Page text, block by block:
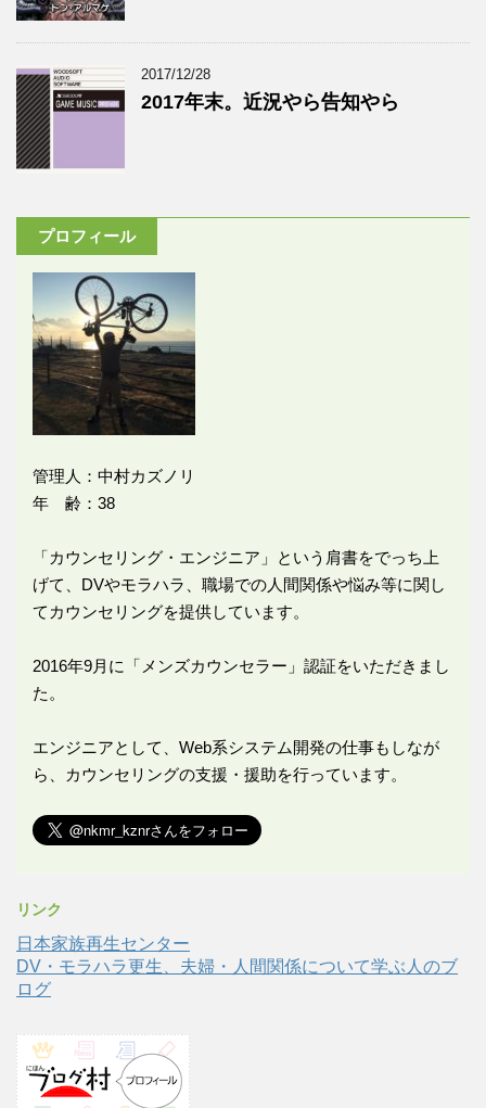
2017/12/28
2017年末。近況やら告知やら
プロフィール
管理人：中村カズノリ
年 齢：38
「カウンセリング・エンジニア」という肩書をでっち上
げて、DVやモラハラ、職場での人間関係や悩み等に関し
てカウンセリングを提供しています。
2016年9月に「メンズカウンセラー」認証をいただきまし
た。
エンジニアとして、Web系システム開発の仕事もしなが
ら、カウンセリングの支援・援助を行っています。
リンク
日本家族再生センター
DV・モラハラ更生、夫婦・人間関係について学ぶ人のブ
ログ